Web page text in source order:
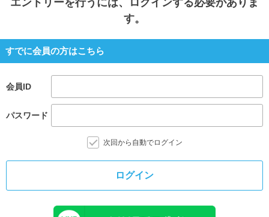
エントリーを行うには、ログインする必要がありま
す。
すでに会員の方はこちら
会員ID
パスワード
次回から自動でログイン
ログイン